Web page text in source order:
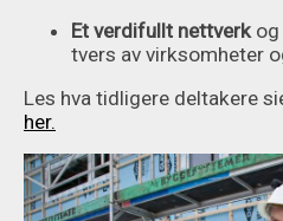
Et verdifullt nettverk
tvers av virksomheter
Les hva tidligere deltakere
her.